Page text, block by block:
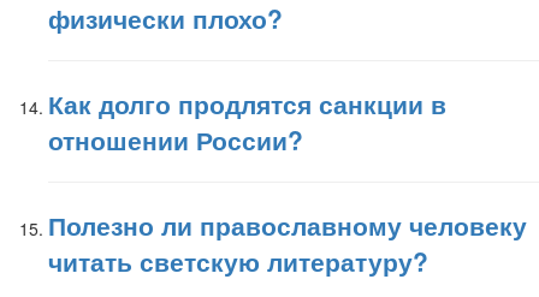
физически плохо?
Как долго продлятся санкции в
отношении России?
Полезно ли православному человеку
читать светскую литературу?